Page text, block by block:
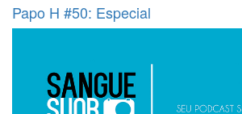
Papo H #50: Especial